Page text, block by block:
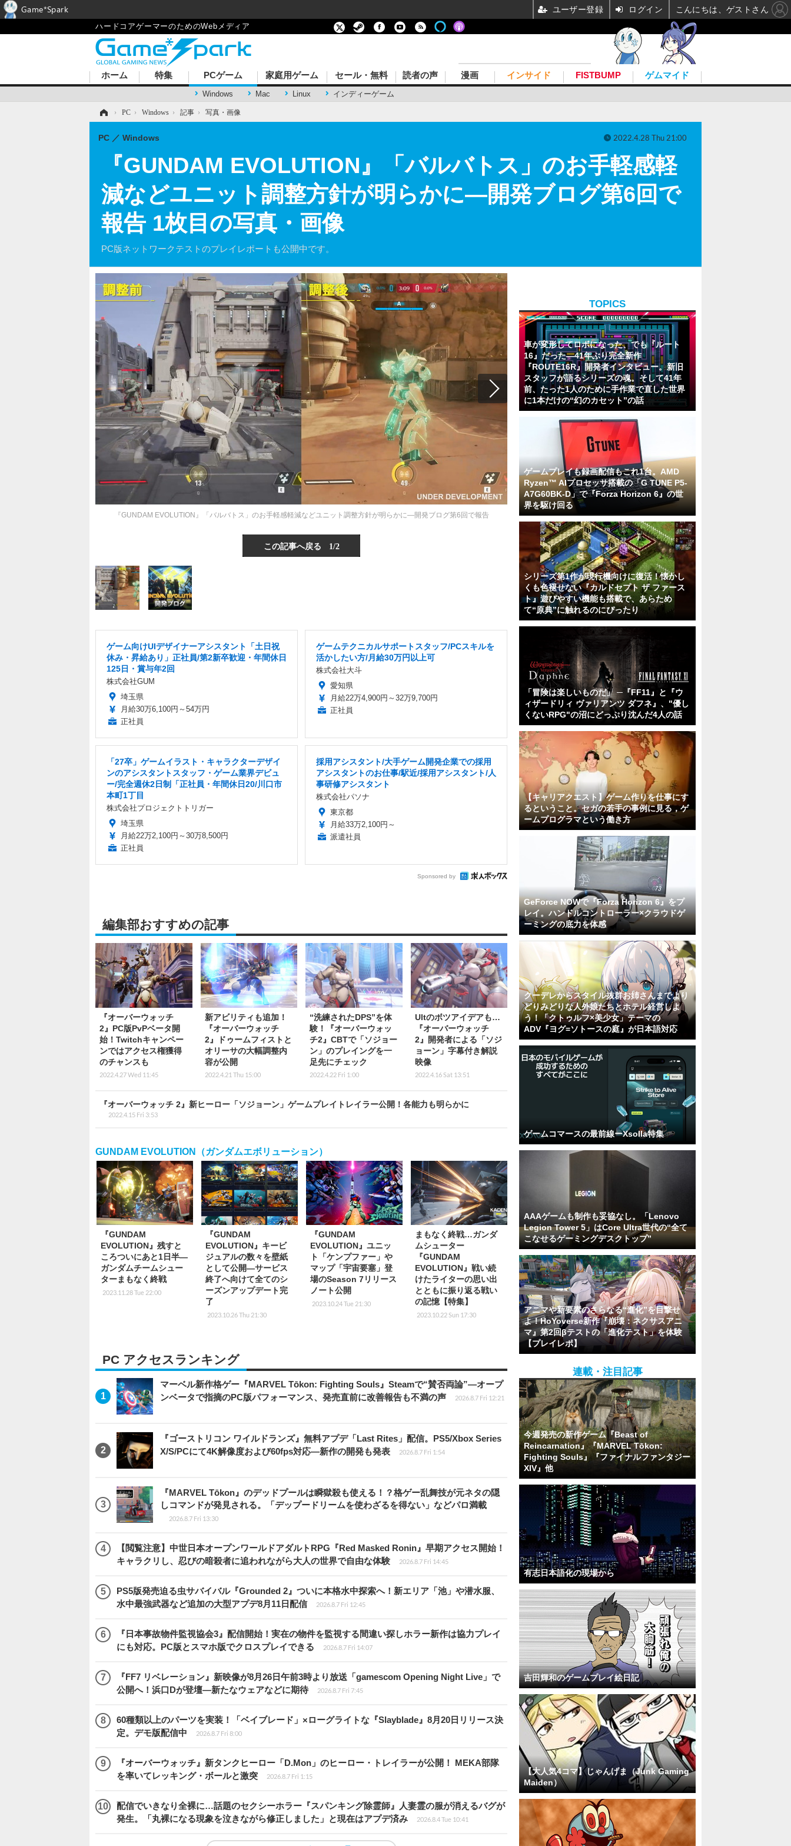
ハードコアゲーマーのためのWebメディア
ホーム 特集 PCゲーム
Windows Mac Linux インディーゲーム
家庭用ゲーム セール・無料 読者の声 漫画 インサイド FISTBUMP ゲムマイド
› PC › Windows › 記事 › 写真・画像
『GUNDAM EVOLUTION』「バルバトス」のお手軽感軽
減などユニット調整方針が明らかに―開発ブログ第6回で
報告 1枚目の写真・画像
PC版ネットワークテストのプレイレポートも公開中です。
PC Windows 2022.4.28 Thu 21:00
『GUNDAM EVOLUTION』「バルバトス」のお手軽感軽減などユニット調整方針が明らかに―開発ブログ第6回で報告
この記事へ戻る 1/2
ゲーム向けUIデザイナーアシスタント「土日祝
休み・昇給あり」正社員/第2新卒歓迎・年間休日
125日・賞与年2回
株式会社GUM
埼玉県
月給30万6,100円～54万円
正社員
ゲームテクニカルサポートスタッフ/PCスキルを
活かしたい方/月給30万円以上可
株式会社大斗
愛知県
月給22万4,900円～32万9,700円
正社員
「27卒」ゲームイラスト・キャラクターデザイ
ンのアシスタントスタッフ・ゲーム業界デビュ
ー/完全週休2日制「正社員・年間休日20/川口市
本町1丁目
株式会社プロジェクトトリガー
埼玉県
月給22万2,100円～30万8,500円
正社員
採用アシスタント/大手ゲーム開発企業での採用
アシスタントのお仕事/駅近/採用アシスタント/人
事研修アシスタント
株式会社パソナ
東京都
月給33万2,100円～
派遣社員
Sponsored by
編集部おすすめの記事
『オーバーウォッチ
2』PC版PvPベータ開
始！Twitchキャンペー
ンではアクセス権獲得
のチャンスも
2022.4.27 Wed 11:45
新アビリティも追加！
『オーバーウォッチ
2』ドゥームフィストと
オリーサの大幅調整内
容が公開
2022.4.21 Thu 15:00
“洗練されたDPS”を体
験！『オーバーウォッ
チ2』CBTで「ソジョー
ン」のプレイングを一
足先にチェック
2022.4.22 Fri 1:00
Ultのボツアイデアも…
『オーバーウォッチ
2』開発者による「ソジ
ョーン」字幕付き解説
映像
2022.4.16 Sat 13:51
『オーバーウォッチ 2』新ヒーロー「ソジョーン」ゲームプレイトレイラー公開！各能力も明らかに
2022.4.15 Fri 3:53
GUNDAM EVOLUTION（ガンダムエボリューション）
『GUNDAM
EVOLUTION』残すと
ころついにあと1日半―
ガンダムチームシュー
ターまもなく終戦
2023.11.28 Tue 22:00
『GUNDAM
EVOLUTION』キービ
ジュアルの数々を壁紙
として公開―サービス
終了へ向けて全てのシ
ーズンアップデート完
了
2023.10.26 Thu 21:30
『GUNDAM
EVOLUTION』ユニッ
ト「ケンプファー」や
マップ「宇宙要塞」登
場のSeason 7リリース
ノート公開
2023.10.24 Tue 21:30
まもなく終戦…ガンダ
ムシューター
『GUNDAM
EVOLUTION』戦い続
けたライターの思い出
とともに振り返る戦い
の記憶【特集】
2023.10.22 Sun 17:30
PC アクセスランキング
マーベル新作格ゲー『MARVEL Tōkon: Fighting Souls』Steamで“賛否両論”―オープ
ンベータで指摘のPC版パフォーマンス、発売直前に改善報告も不満の声
2026.8.7 Fri 12:21
『ゴーストリコン ワイルドランズ』無料アプデ「Last Rites」配信。PS5/Xbox Series
X/S/PCにて4K解像度および60fps対応―新作の開発も発表
2026.8.7 Fri 1:54
『MARVEL Tōkon』のデッドプールは瞬獄殺も使える！？格ゲー乱舞技が元ネタの隠
しコマンドが発見される。「デップードリームを使わざるを得ない」などパロ満載
2026.8.7 Fri 13:30
【閲覧注意】中世日本オープンワールドアダルトRPG『Red Masked Ronin』早期アクセス開始！
キャラクリし、忍びの暗殺者に追われながら大人の世界で自由な体験
2026.8.7 Fri 14:45
PS5版発売迫る虫サバイバル『Grounded 2』ついに本格水中探索へ！新エリア「池」や潜水服、
水中最強武器など追加の大型アプデ8月11日配信
2026.8.7 Fri 12:45
『日本事故物件監視協会3』配信開始！実在の物件を監視する間違い探しホラー新作は協力プレイ
にも対応。PC版とスマホ版でクロスプレイできる
2026.8.7 Fri 14:07
『FF7 リベレーション』新映像が8月26日午前3時より放送「gamescom Opening Night Live」で
公開へ！浜口Dが登壇―新たなウェアなどに期待
2026.8.7 Fri 7:45
60種類以上のパーツを実装！「ベイブレード」×ローグライトな『Slayblade』8月20日リリース決
定。デモ版配信中
2026.8.7 Fri 8:00
『オーバーウォッチ』新タンクヒーロー「D.Mon」のヒーロー・トレイラーが公開！ MEKA部隊
を率いてレッキング・ボールと激突
2026.8.7 Fri 1:15
配信でいきなり全裸に…話題のセクシーホラー『スパンキング除霊師』人妻霊の服が消えるバグが
発生。「丸裸になる現象を泣きながら修正しました」と現在はアプデ済み
2026.8.4 Tue 10:41
TOPICS
車が変形してロボになった、でも『ルート
16』だった―41年ぶり完全新作
『ROUTE16R』開発者インタビュー。新旧
スタッフが語るシリーズの魂。そして41年
前、たった1人のために手作業で直した世界
に1本だけの“幻のカセット”の話
ゲームプレイも録画配信もこれ1台。AMD
Ryzen™ AIプロセッサ搭載の「G TUNE P5-
A7G60BK-D」で『Forza Horizon 6』の世
界を駆け回る
シリーズ第1作が現行機向けに復活！懐かし
くも色褪せない『カルドセプト ザ ファース
ト』遊びやすい機能も搭載で、あらため
て“原典”に触れるのにぴったり
「冒険は楽しいものだ」 ─『FF11』と『ウ
ィザードリィ ヴァリアンツ ダフネ』、"優し
くないRPG"の沼にどっぷり沈んだ4人の話
【キャリアクエスト】ゲーム作りを仕事にす
るということ。セガの若手の事例に見る，ゲ
ームプログラマという働き方
GeForce NOWで『Forza Horizon 6』をプ
レイ。ハンドルコントローラー×クラウドゲ
ーミングの底力を体感
クーデレからスタイル抜群お姉さんまでより
どりみどりな人外娘たちとホテル経営しよ
う！「クトゥルフ×美少女」テーマの
ADV『ヨグ=ソトースの庭』が日本語対応
ゲームコマースの最前線ーXsolla特集
AAAゲームも制作も妥協なし。「Lenovo
Legion Tower 5」はCore Ultra世代の“全て
こなせるゲーミングデスクトップ”
アニマや新要素のさらなる“進化”を目撃せ
よ！HoYoverse新作『崩壊：ネクサスアニ
マ』第2回βテストの「進化テスト」を体験
【プレイレポ】
連載・注目記事
今週発売の新作ゲーム『Beast of
Reincarnation』『MARVEL Tōkon:
Fighting Souls』『ファイナルファンタジー
XIV』他
有志日本語化の現場から
吉田輝和のゲームプレイ絵日記
【大人気4コマ】じゃんげま（Junk Gaming
Maiden）
Game*Spark ユーザー登録 ログイン こんにちは、ゲストさん